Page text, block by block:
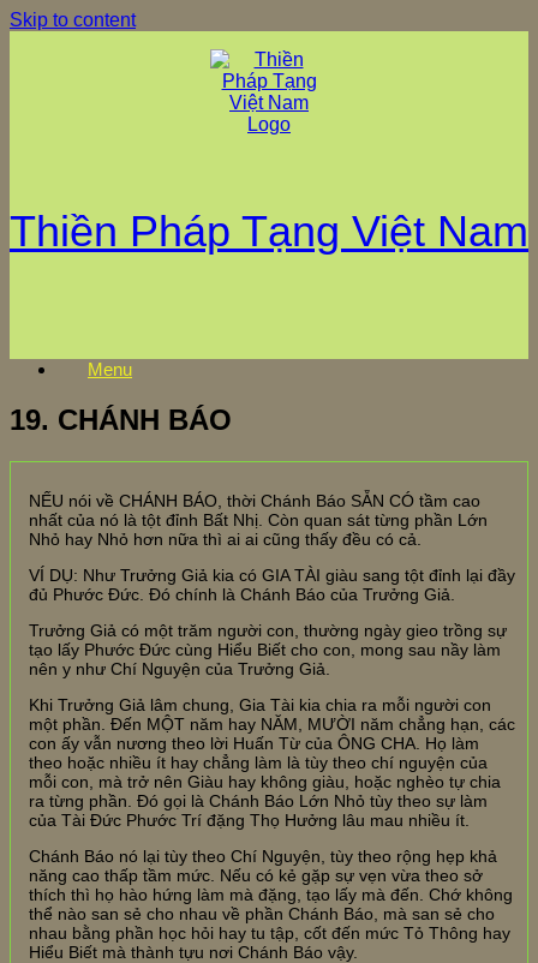
Skip to content
Thiền Pháp Tạng Việt Nam
Menu
19. CHÁNH BÁO
NẾU nói về CHÁNH BÁO, thời Chánh Báo SẴN CÓ tầm cao
nhất của nó là tột đỉnh Bất Nhị. Còn quan sát từng phần Lớn
Nhỏ hay Nhỏ hơn nữa thì ai ai cũng thấy đều có cả.
VÍ DỤ: Như Trưởng Giả kia có GIA TÀI giàu sang tột đỉnh lại đầy
đủ Phước Đức. Đó chính là Chánh Báo của Trưởng Giả.
Trưởng Giả có một trăm người con, thường ngày gieo trồng sự
tạo lấy Phước Đức cùng Hiểu Biết cho con, mong sau nầy làm
nên y như Chí Nguyện của Trưởng Giả.
Khi Trưởng Giả lâm chung, Gia Tài kia chia ra mỗi người con
một phần. Đến MỘT năm hay NĂM, MƯỜI năm chẳng hạn, các
con ấy vẫn nương theo lời Huấn Từ của ÔNG CHA. Họ làm
theo hoặc nhiều ít hay chẳng làm là tùy theo chí nguyện của
mỗi con, mà trở nên Giàu hay không giàu, hoặc nghèo tự chia
ra từng phần. Đó gọi là Chánh Báo Lớn Nhỏ tùy theo sự làm
của Tài Đức Phước Trí đặng Thọ Hưởng lâu mau nhiều ít.
Chánh Báo nó lại tùy theo Chí Nguyện, tùy theo rộng hẹp khả
năng cao thấp tầm mức. Nếu có kẻ gặp sự vẹn vừa theo sở
thích thì họ hào hứng làm mà đặng, tạo lấy mà đến. Chớ không
thể nào san sẻ cho nhau về phần Chánh Báo, mà san sẻ cho
nhau bằng phần học hỏi hay tu tập, cốt đến mức Tỏ Thông hay
Hiểu Biết mà thành tựu nơi Chánh Báo vậy.